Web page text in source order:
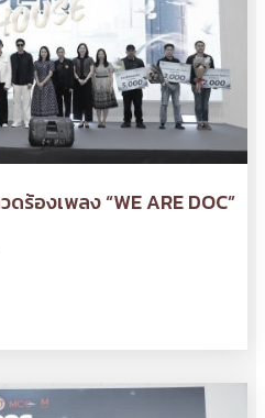
ร้องเพลง “WE ARE DOC”